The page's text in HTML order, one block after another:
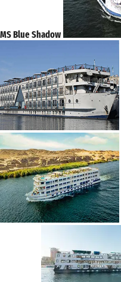
MS Blue Shadow